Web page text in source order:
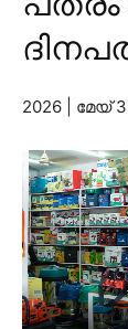
2026 | മേയ്